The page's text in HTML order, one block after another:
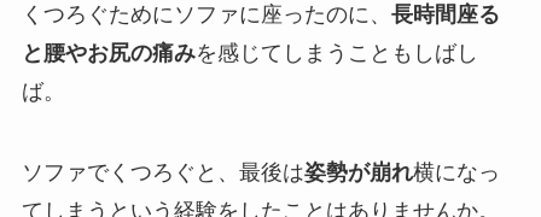
くつろぐためにソファに座ったのに、 長時間座る
と腰やお尻の痛みを感じてしまうこともしばし
ば。
ソファでくつろぐと、最後は姿勢が崩れ横になっ
てしまうという経験をしたことはありませんか。